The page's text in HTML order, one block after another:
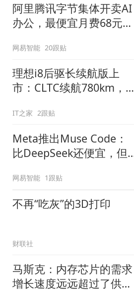
阿里腾讯字节集体开卖AI
办公，最便宜月费68元，
网易智能 20跟贴
理想i8后驱长续航版上
市：CLTC续航780km，售
IT之家 2跟贴
Meta推出Muse Code：
比DeepSeek还便宜，但
网易智能 1跟贴
不再“吃灰”的3D打印
财联社
马斯克：内存芯片的需求
增长速度远远超过了供应